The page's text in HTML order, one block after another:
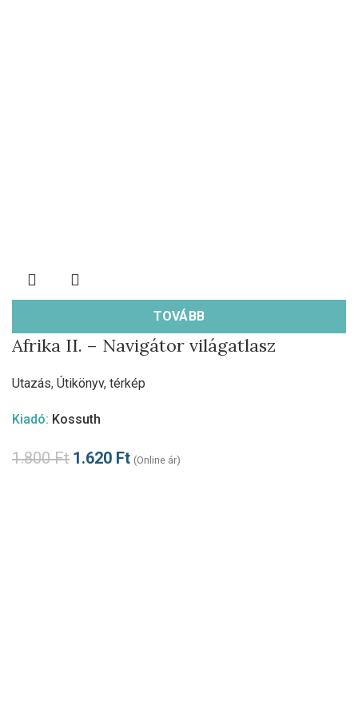
TOVÁBB
Afrika II. – Navigátor világatlasz
Utazás, Útikönyv, térkép
Kiadó: Kossuth
1.800Ft 1.620 Ft (Online ár)